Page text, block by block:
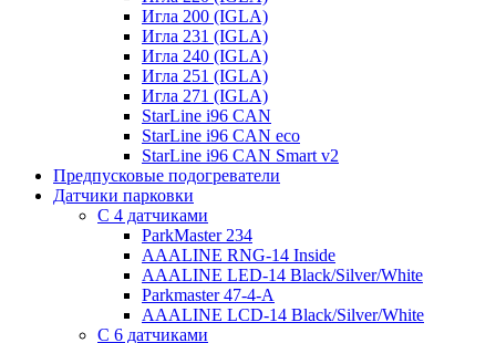
Игла 200 (IGLA)
Игла 231 (IGLA)
Игла 240 (IGLA)
Игла 251 (IGLA)
Игла 271 (IGLA)
StarLine i96 CAN
StarLine i96 CAN eco
StarLine i96 CAN Smart v2
Предпусковые подогреватели
Датчики парковки
С 4 датчиками
ParkMaster 234
AAALINE RNG-14 Inside
AAALINE LED-14 Black/Silver/White
Parkmaster 47-4-A
AAALINE LCD-14 Black/Silver/White
С 6 датчиками